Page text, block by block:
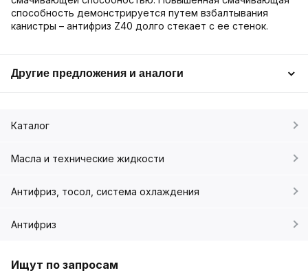
способность демонстрируется путем взбалтывания
канистры – антифриз Z40 долго стекает с ее стенок.
Другие предложения и аналоги
Каталог
Масла и технические жидкости
Антифриз, тосол, система охлаждения
Антифриз
Ищут по запросам